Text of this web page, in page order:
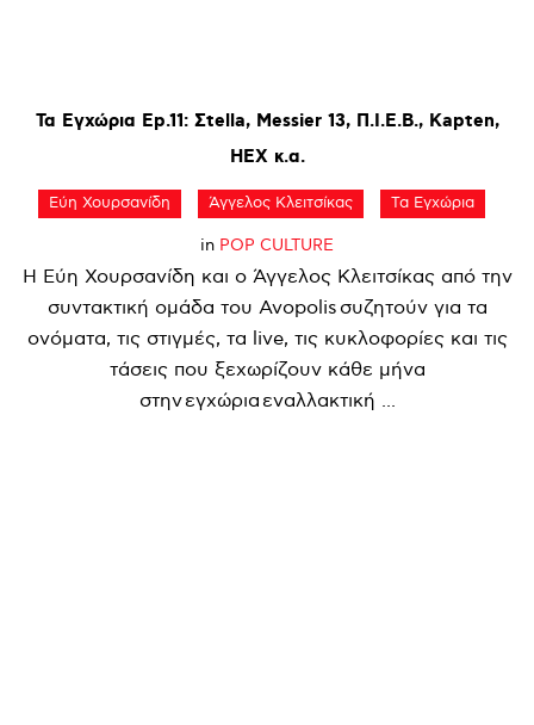
Τα Εγχώρια Ep.11: Σtella, Messier 13, Π.Ι.Ε.Β., Kapten,
HEX κ.α.
Εύη Χουρσανίδη Άγγελος Κλειτσίκας Τα Εγχώρια
in POP CULTURE
Η Εύη Χουρσανίδη και ο Άγγελος Κλειτσίκας από την
συντακτική ομάδα του Avopolis συζητούν για τα
ονόματα, τις στιγμές, τα live, τις κυκλοφορίες και τις
τάσεις που ξεχωρίζουν κάθε μήνα
στην εγχώρια εναλλακτική ...